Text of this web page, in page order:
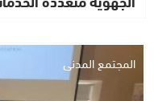
المجتمع المدني